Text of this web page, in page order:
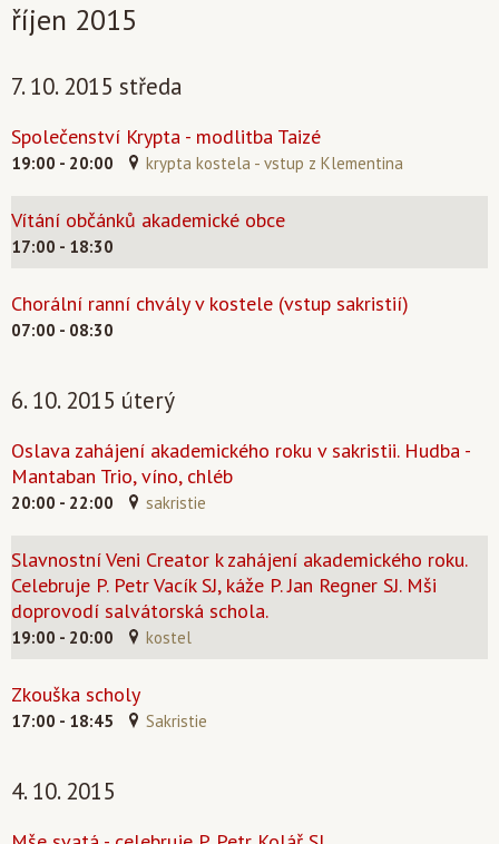
říjen 2015
7. 10. 2015 středa
Společenství Krypta - modlitba Taizé
19:00 - 20:00 krypta kostela - vstup z Klementina
Vítání občánků akademické obce
17:00 - 18:30
Chorální ranní chvály v kostele (vstup sakristií)
07:00 - 08:30
6. 10. 2015 úterý
Oslava zahájení akademického roku v sakristii. Hudba -
Mantaban Trio, víno, chléb
20:00 - 22:00 sakristie
Slavnostní Veni Creator k zahájení akademického roku.
Celebruje P. Petr Vacík SJ, káže P. Jan Regner SJ. Mši
doprovodí salvátorská schola.
19:00 - 20:00 kostel
Zkouška scholy
17:00 - 18:45 Sakristie
4. 10. 2015